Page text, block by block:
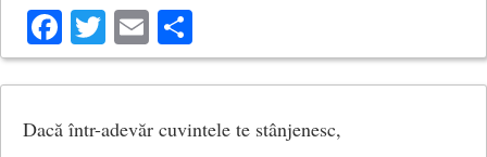
Facebook
Twitter
Email
Dacă într-adevăr cuvintele te stânjenesc,